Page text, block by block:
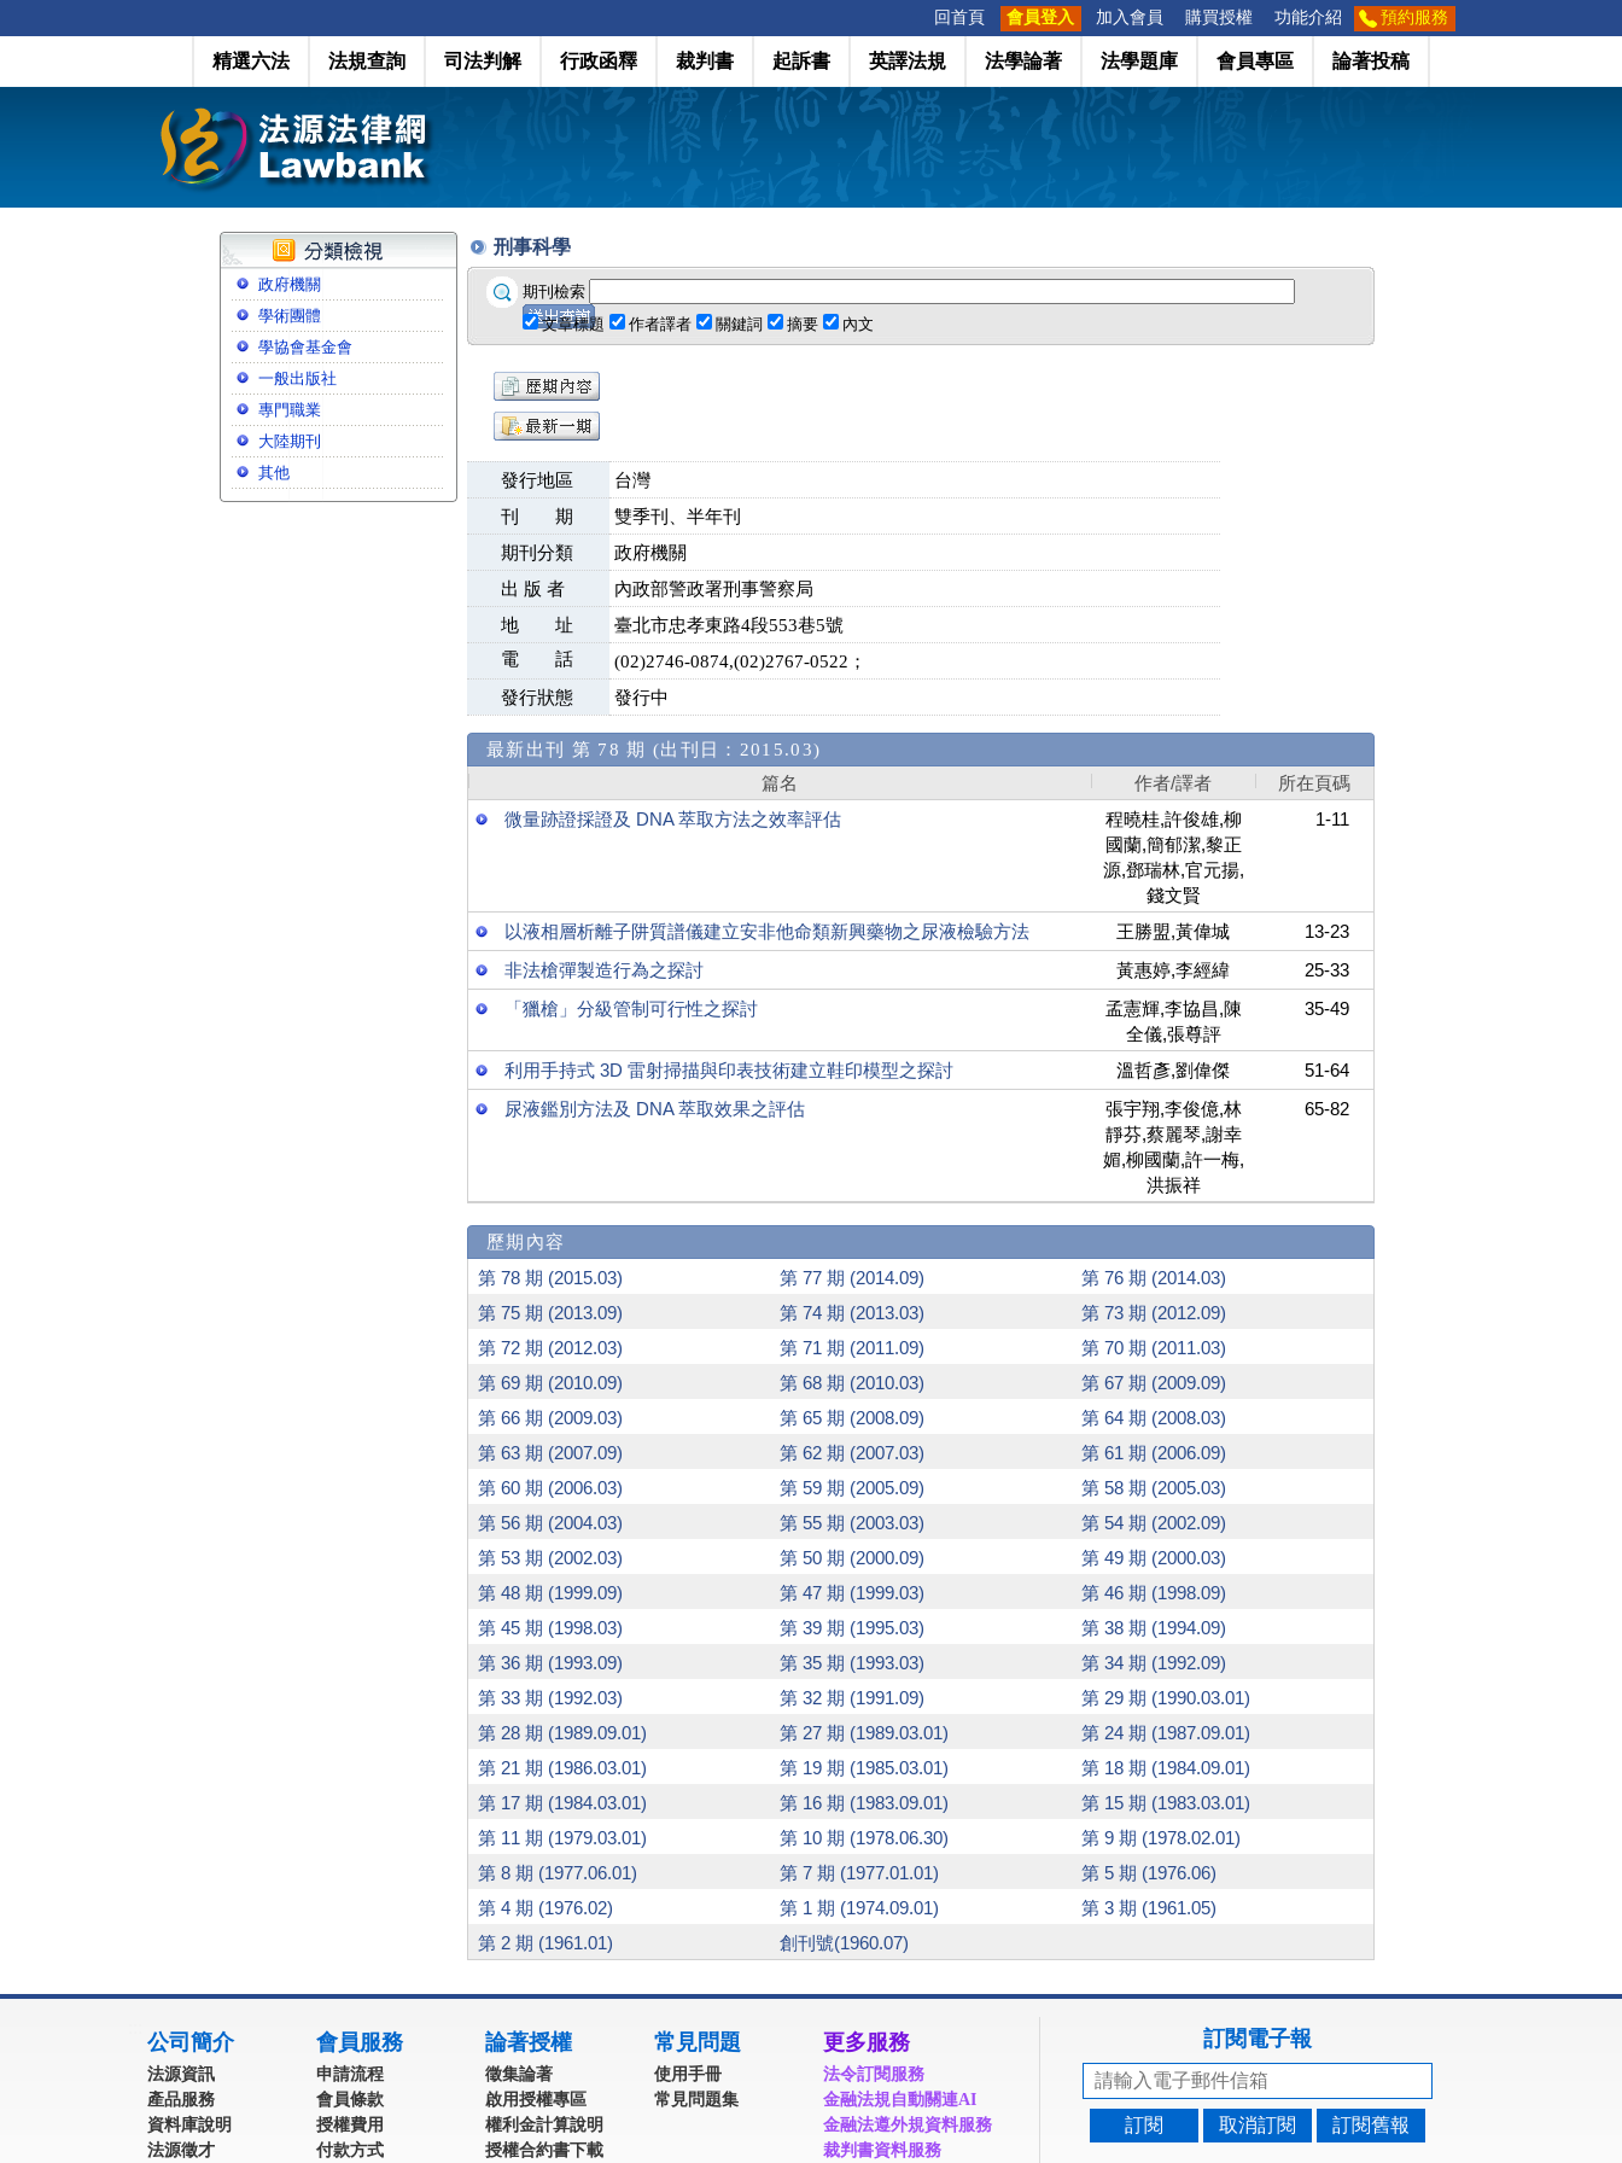
回首頁 會員登入 加入會員 購買授權 功能介紹 預約服務
精選六法 法規查詢 司法判解 行政函釋 裁判書 起訴書 英譯法規 法學論著 法學題庫 會員專區 論著投稿
政府機關
學術團體
學協會基金會
一般出版社
專門職業
大陸期刊
其他
刑事科學
期刊檢索
文章標題
作者譯者 關鍵詞 摘要 內文
發行地區
台灣
刊 期
雙季刊、半年刊
期刊分類
政府機關
出 版 者
內政部警政署刑事警察局
地 址
臺北市忠孝東路4段553巷5號
電 話
(02)2746-0874,(02)2767-0522；
發行狀態
發行中
最新出刊 第 78 期 (出刊日：2015.03)
篇名 作者/譯者
所在頁碼
微量跡證採證及 DNA 萃取方法之效率評估
程曉桂,許俊雄,柳
國蘭,簡郁潔,黎正
源,鄧瑞林,官元揚,
錢文賢
1-11
以液相層析離子阱質譜儀建立安非他命類新興藥物之尿液檢驗方法 王勝盟,黃偉城
13-23
非法槍彈製造行為之探討
黃惠婷,李經緯
25-33
「獵槍」分級管制可行性之探討
孟憲輝,李協昌,陳
全儀,張尊評
35-49
利用手持式 3D 雷射掃描與印表技術建立鞋印模型之探討 溫哲彥,劉偉傑
51-64
尿液鑑別方法及 DNA 萃取效果之評估
張宇翔,李俊億,林
靜芬,蔡麗琴,謝幸
媚,柳國蘭,許一梅,
洪振祥
65-82
歷期內容
第 78 期 (2015.03) 第 77 期 (2014.09)
第 76 期 (2014.03)
第 75 期 (2013.09)
第 74 期 (2013.03)
第 73 期 (2012.09)
第 72 期 (2012.03)
第 71 期 (2011.09)
第 70 期 (2011.03)
第 69 期 (2010.09)
第 68 期 (2010.03)
第 67 期 (2009.09)
第 66 期 (2009.03)
第 65 期 (2008.09)
第 64 期 (2008.03)
第 63 期 (2007.09)
第 62 期 (2007.03)
第 61 期 (2006.09)
第 60 期 (2006.03)
第 59 期 (2005.09)
第 58 期 (2005.03)
第 56 期 (2004.03)
第 55 期 (2003.03)
第 54 期 (2002.09)
第 53 期 (2002.03)
第 50 期 (2000.09)
第 49 期 (2000.03)
第 48 期 (1999.09)
第 47 期 (1999.03)
第 46 期 (1998.09)
第 45 期 (1998.03)
第 39 期 (1995.03)
第 38 期 (1994.09)
第 36 期 (1993.09)
第 35 期 (1993.03)
第 34 期 (1992.09)
第 33 期 (1992.03)
第 32 期 (1991.09)
第 29 期 (1990.03.01)
第 28 期 (1989.09.01)
第 27 期 (1989.03.01)
第 24 期 (1987.09.01)
第 21 期 (1986.03.01)
第 19 期 (1985.03.01)
第 18 期 (1984.09.01)
第 17 期 (1984.03.01)
第 16 期 (1983.09.01)
第 15 期 (1983.03.01)
第 11 期 (1979.03.01)
第 10 期 (1978.06.30)
第 9 期 (1978.02.01)
第 8 期 (1977.06.01)
第 7 期 (1977.01.01)
第 5 期 (1976.06)
第 4 期 (1976.02)
第 1 期 (1974.09.01)
第 3 期 (1961.05)
第 2 期 (1961.01)
創刊號(1960.07)
公司簡介
法源資訊
產品服務
資料庫說明
法源徵才
會員服務
申請流程
會員條款
授權費用
付款方式
論著授權
徵集論著
啟用授權專區
權利金計算說明
授權合約書下載
常見問題
使用手冊
常見問題集
更多服務
法令訂閱服務
金融法規自動關連AI
金融法遵外規資料服務
裁判書資料服務
訂閱電子報
訂閱 取消訂閱 訂閱舊報